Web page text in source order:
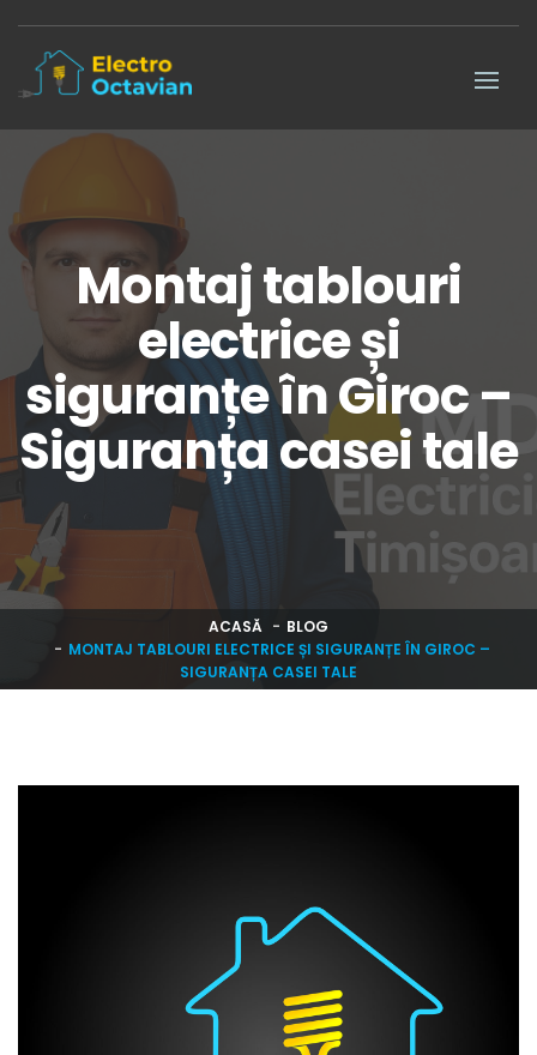
Montaj tablouri
electrice și
siguranțe în Giroc –
Siguranța casei tale
ACASĂ
BLOG
MONTAJ TABLOURI ELECTRICE ȘI SIGURANȚE ÎN GIROC –
SIGURANȚA CASEI TALE